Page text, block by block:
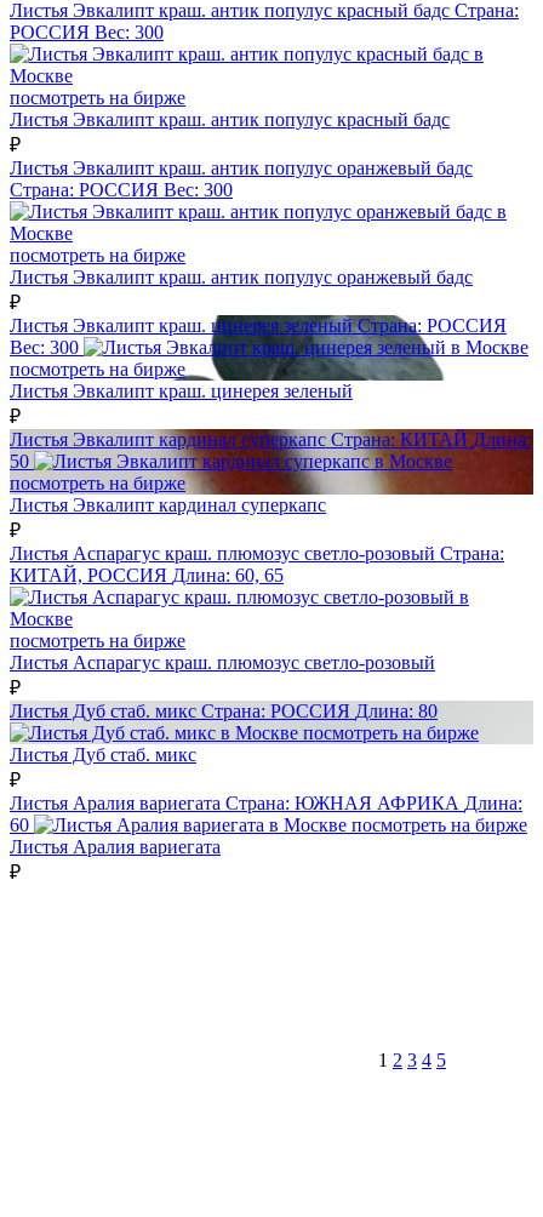
Листья Эвкалипт краш. антик популус красный бадс Страна:
РОССИЯ Вес: 300
посмотреть на бирже
Листья Эвкалипт краш. антик популус красный бадс
₽
Листья Эвкалипт краш. антик популус оранжевый бадс
Страна: РОССИЯ Вес: 300
посмотреть на бирже
Листья Эвкалипт краш. антик популус оранжевый бадс
₽
Листья Эвкалипт краш. цинерея зеленыйСтрана: РОССИЯ
Вес: 300
посмотреть на бирже
Листья Эвкалипт краш. цинерея зеленый
₽
Листья Эвкалипт кардинал суперкапс Страна: КИТАЙ Длина:
50
посмотреть на бирже
Листья Эвкалипт кардинал суперкапс
₽
Листья Аспарагус краш. плюмозус светло-розовый Страна:
КИТАЙ, РОССИЯ Длина: 60, 65
посмотреть на бирже
Листья Аспарагус краш. плюмозус светло-розовый
₽
Листья Дуб стаб. микс Страна: РОССИЯ Длина: 80
посмотреть на бирже
Листья Дуб стаб. микс
₽
Листья Аралия вариегата Страна: ЮЖНАЯ АФРИКА Длина:
60
посмотреть на бирже
Листья Аралия вариегата
₽
1 2 3 4 5